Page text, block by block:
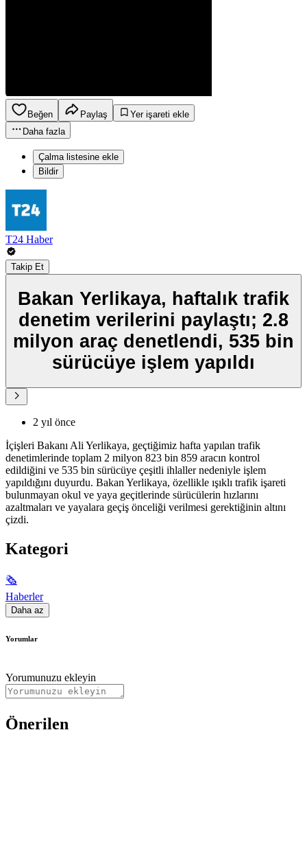
Beğen Paylaş
Yer işareti ekle
Daha fazla
Çalma listesine ekle
Bildir
T24 Haber
Takip Et
Bakan Yerlikaya, haftalık trafik
denetim verilerini paylaştı; 2.8
milyon araç denetlendi, 535 bin
sürücüye işlem yapıldı
2 yıl önce
İçişleri Bakanı Ali Yerlikaya, geçtiğimiz hafta yapılan trafik
denetimlerinde toplam 2 milyon 823 bin 859 aracın kontrol
edildiğini ve 535 bin sürücüye çeşitli ihlaller nedeniyle işlem
yapıldığını duyurdu. Bakan Yerlikaya, özellikle ışıklı trafik işareti
bulunmayan okul ve yaya geçitlerinde sürücülerin hızlarını
azaltmaları ve yayalara geçiş önceliği verilmesi gerektiğinin altını
çizdi.
Kategori
🗞
Haberler
Daha az
Yorumlar
Yorumunuzu ekleyin
Önerilen